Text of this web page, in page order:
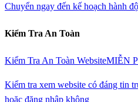
Chuyển ngay đến kế hoạch hành
Kiểm Tra An Toàn
Kiểm Tra An Toàn WebsiteMIỄN
Kiểm tra xem website có đáng tin
hoặc đăng nhập không